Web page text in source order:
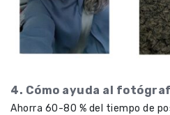
4. Cómo ayuda al
Ahorra 60-80 % del tiempo de